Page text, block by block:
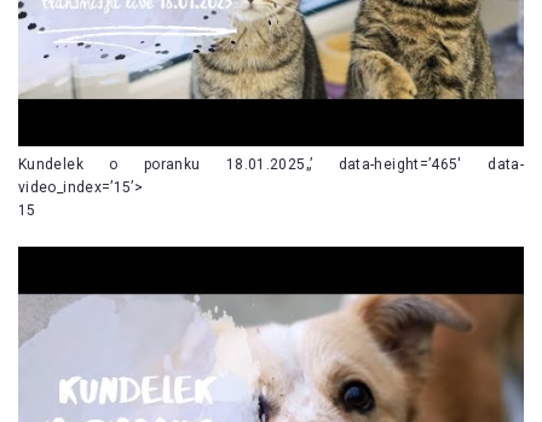
Kundelek o poranku 18.01.2025„’ data-height=’465′ data-
video_index=’15’>
15